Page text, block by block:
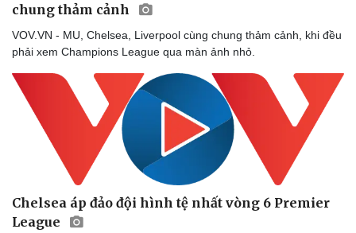
chung thảm cảnh
VOV.VN - MU, Chelsea, Liverpool cùng chung thảm cảnh, khi đều
phải xem Champions League qua màn ảnh nhỏ.
Chelsea áp đảo đội hình tệ nhất vòng 6 Premier
League